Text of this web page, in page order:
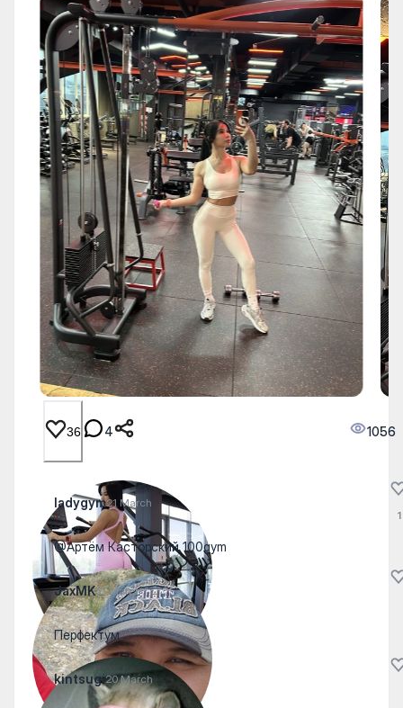
36 4 1056
ladygym21 March
@Артём Касторский 100gym
1
JaxMK21 March
Перфектум
kintsugi20 March